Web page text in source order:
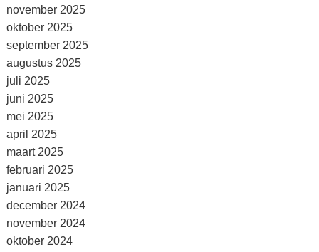
november 2025
oktober 2025
september 2025
augustus 2025
juli 2025
juni 2025
mei 2025
april 2025
maart 2025
februari 2025
januari 2025
december 2024
november 2024
oktober 2024